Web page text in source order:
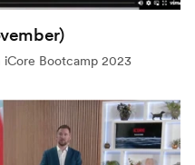
iCore Bootcamp 2023